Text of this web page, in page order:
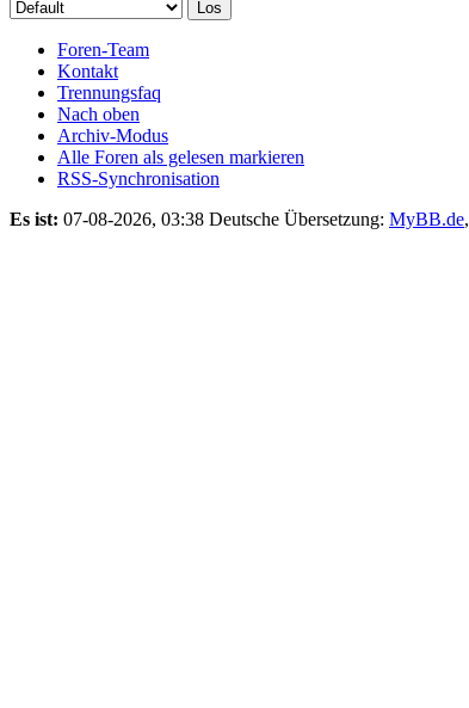
Foren-Team
Kontakt
Trennungsfaq
Nach oben
Archiv-Modus
Alle Foren als gelesen markieren
RSS-Synchronisation
Es ist: 07-08-2026, 03:38 Deutsche Übersetzung: MyBB.de